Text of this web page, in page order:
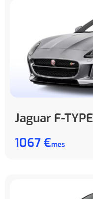
Jaguar F-TYPE
1067 €mes